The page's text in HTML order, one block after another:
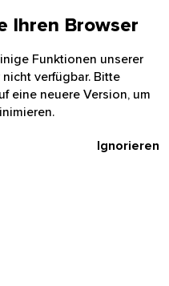
Ihren Browser
Funktionen unserer
verfügbar. Bitte
eine neuere Version, um
Ignorieren